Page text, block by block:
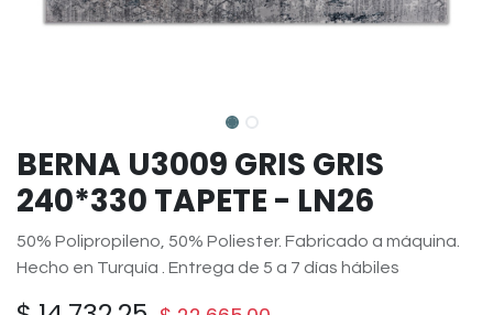
BERNA U3009 GRIS GRIS
240*330 TAPETE - LN26
50% Polipropileno, 50% Poliester. Fabricado a máquina.
Hecho en Turquía . Entrega de 5 a 7 días hábiles